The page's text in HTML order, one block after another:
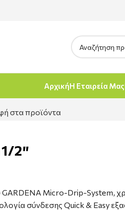
ΑρχικήΗ Εταιρεία Μας
στα προϊόντα
2″
Micro-Drip-System,
σύνδεσης Quick & Easy